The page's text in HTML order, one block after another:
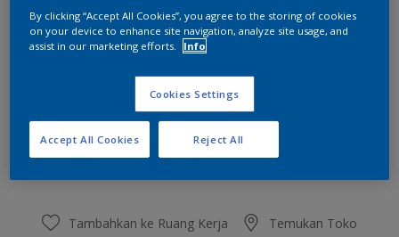
Ukuran
4 KG
Jumlah Kalkulator cat
Hitung
Tambahkan ke Ruang Kerja Temukan Toko
By clicking “Accept All Cookies”, you agree to the storing of cookies
on your device to enhance site navigation, analyze site usage, and
assist in our marketing efforts.
Info
Cookies Settings
Reject All
Accept All Cookies